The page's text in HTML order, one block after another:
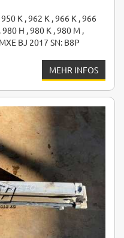
K , 962 K , 966 K , 966
H , 980 K , 980 M ,
BJ 2017 SN: B8P
MEHR INFOS